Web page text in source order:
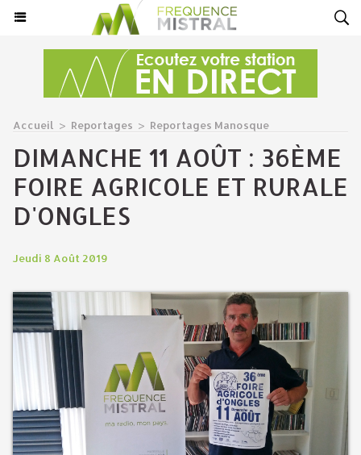
Accueil > Reportages > Reportages Manosque
​DIMANCHE 11 AOÛT : 36ÈME
FOIRE AGRICOLE ET RURALE
D'ONGLES
Jeudi 8 Août 2019